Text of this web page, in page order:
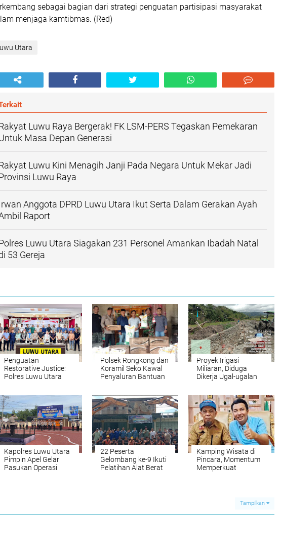
sebagai bagian dari strategi penguatan partisipasi masyarakat
menjaga kamtibmas. (Red)
Utara
Luwu Raya Bergerak! FK LSM-PERS Tegaskan Pemekaran
Masa Depan Generasi
Luwu Kini Menagih Janji Pada Negara Untuk Mekar Jadi
Luwu Raya
Anggota DPRD Luwu Utara Ikut Serta Dalam Gerakan Ayah
Raport
Luwu Utara Siagakan 231 Personel Amankan Ibadah Natal
53 Gereja
Penguatan
Restorative Justice:
Polres Luwu Utara
kepada Jajaran
Reskrim
Polsek Rongkong dan
Koramil Seko Kawal
Penyaluran Bantuan
Seko
Proyek Irigasi
Miliaran, Diduga
Dikerja Ugal-ugalan
Kapolres Luwu Utara
Pimpin Apel Gelar
Pasukan Operasi
22 Peserta
Gelombang ke-9 Ikuti
Pelatihan Alat Berat
Kamping Wisata di
Pincara, Momentum
Memperkuat
Tampilkan